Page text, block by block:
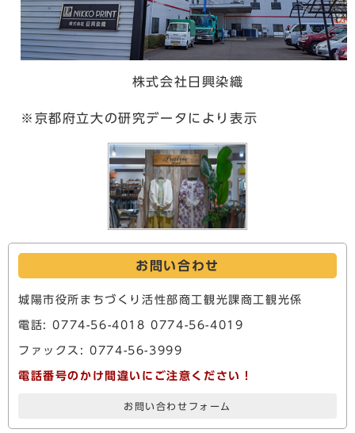
株式会社日興染織
※京都府立大の研究データにより表示
お問い合わせ
城陽市役所まちづくり活性部商工観光課商工観光係
電話: 0774-56-4018 0774-56-4019
ファックス: 0774-56-3999
電話番号のかけ間違いにご注意ください！
お問い合わせフォーム